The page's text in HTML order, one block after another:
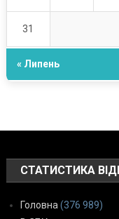
31
« Липень
СТАТИСТИКА
Головна (376 989)